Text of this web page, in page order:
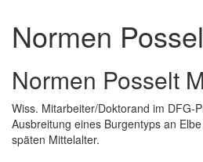
Normen
Normen Posselt
Wiss. Mitarbeiter/Doktorand im DFG-
Ausbreitung eines Burgentyps an
späten Mittelalter.